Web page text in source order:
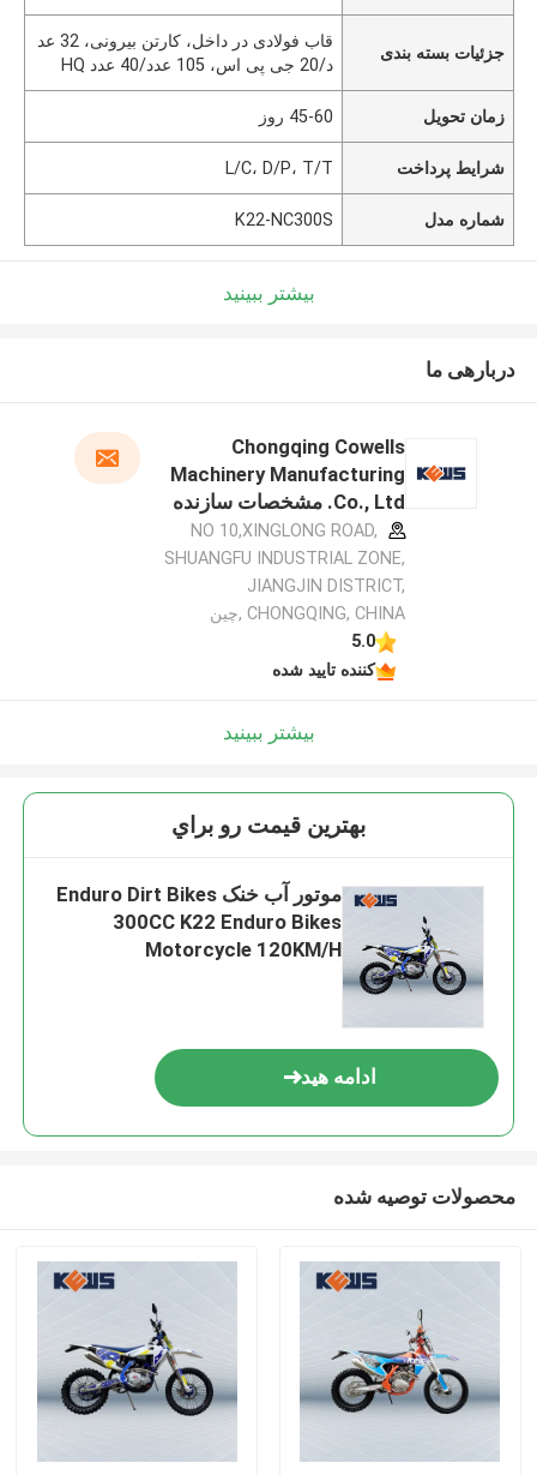
جزئیات بسته بندی
قاب فولادی در داخل، کارتن بیرونی، 32 عد
د/20 جی پی اس، 105 عدد/40 عدد HQ
زمان تحویل 45-60 روز
شرایط پرداخت L/C، D/P، T/T
شماره مدل K22-NC300S
بیشتر ببینید
دربارهی ما
Chongqing Cowells
Machinery Manufacturing
Co., Ltd. مشخصات سازنده
NO 10,XINGLONG ROAD,
SHUANGFU INDUSTRIAL ZONE,
JIANGJIN DISTRICT,
CHONGQING, CHINA ,چین
5.0
کننده تایید شده
بیشتر ببینید
بهترين قيمت رو براي
موتور آب خنک Enduro Dirt Bikes
300CC K22 Enduro Bikes
Motorcycle 120KM/H
ادامه هید
محصولات توصیه شده